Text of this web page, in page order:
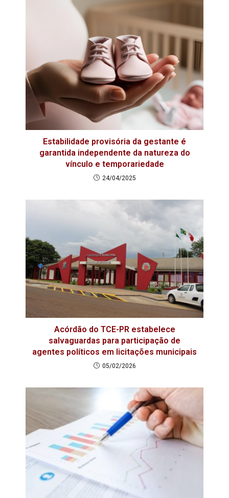
Estabilidade provisória da gestante é
garantida independente da natureza do
vínculo e temporariedade
24/04/2025
Acórdão do TCE-PR estabelece
salvaguardas para participação de
agentes políticos em licitações municipais
05/02/2026